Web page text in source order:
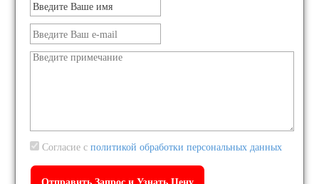
Согласие сполитикой обработки персональных данных